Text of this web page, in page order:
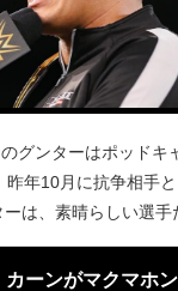
グンターはポッドキ
昨年10月に抗争相手
は、素晴らしい選手
スは素晴らしい相手
腰な試合が好きだか
ーンがマクマホ